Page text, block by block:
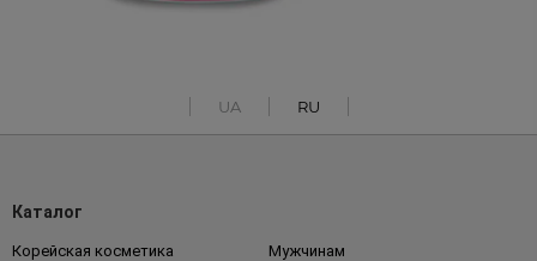
UA RU
Каталог
Корейская косметика Мужчинам